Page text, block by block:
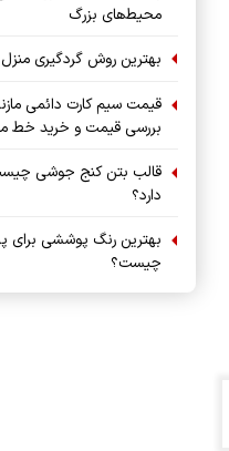
محیط‌های بزرگ
بهترین روش گردگیری منزل
قیمت سیم کارت دائمی
بررسی قیمت و خرید خط
قالب بتن کنج جوشی
دارد؟
بهترین رنگ پوششی برای
چیست؟